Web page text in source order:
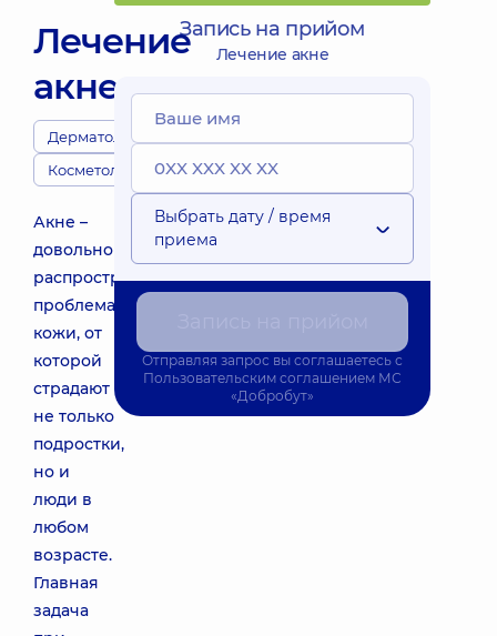
Лечение
акне
Дерматологи
Косметологи
Акне –
довольно
распространенная
проблема
кожи, от
которой
страдают
не только
подростки,
но и
люди в
любом
возрасте.
Главная
задача
Запись на прийом
Лечение акне
Выбрать дату / время
приема
Отправляя запрос вы соглашаетесь с
Пользовательским соглашением МС
«Добробут»